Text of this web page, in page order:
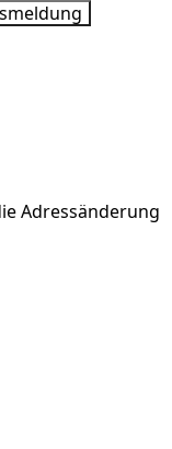
Adressänderung